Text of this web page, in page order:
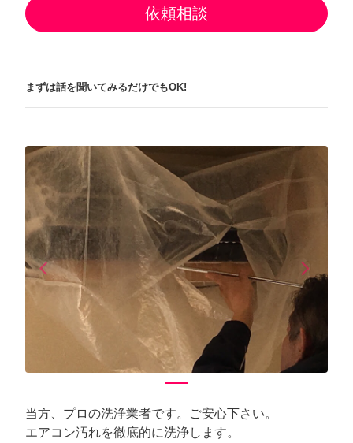
依頼相談
まずは話を聞いてみるだけでもOK!
arrow_back_iosPrevious arrow_forward_ios
Next
当方、プロの洗浄業者です。ご安心下さい。
エアコン汚れを徹底的に洗浄します。